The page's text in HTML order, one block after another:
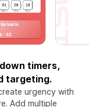
timers,
targeting.
urgency with
Add multiple